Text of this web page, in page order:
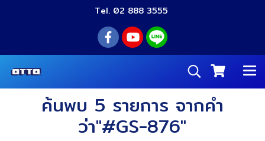
Tel. 02 888 3555
ค้นพบ 5 รายการ จากคำ
ว่า"#GS-876"